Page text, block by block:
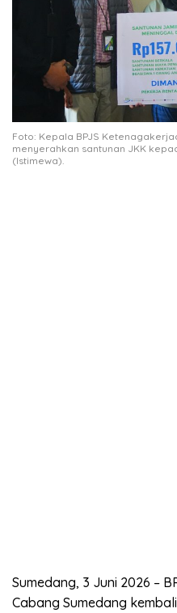
Foto: Kepala BPJS
menyerahkan santunan JKK
(Istimewa).
Sumedang, 3 Juni 2026 –
Cabang Sumedang